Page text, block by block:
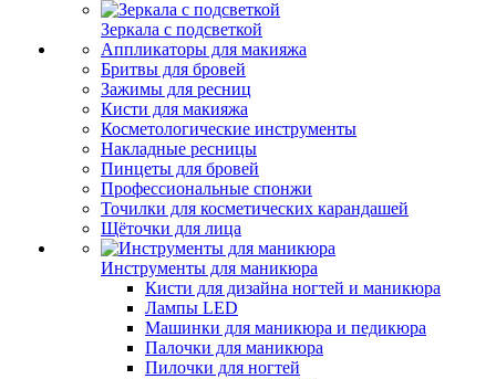
Зеркала с подсветкой
Аппликаторы для макияжа
Бритвы для бровей
Зажимы для ресниц
Кисти для макияжа
Косметологические инструменты
Накладные ресницы
Пинцеты для бровей
Профессиональные спонжи
Точилки для косметических карандашей
Щёточки для лица
Инструменты для маникюра
Кисти для дизайна ногтей и маникюра
Лампы LED
Машинки для маникюра и педикюра
Палочки для маникюра
Пилочки для ногтей